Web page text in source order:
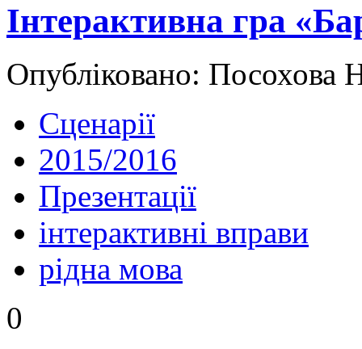
Інтерактивна гра
Опубліковано: Посохова
Сценарії
2015/2016
Презентації
інтерактивні вправи
рідна мова
0